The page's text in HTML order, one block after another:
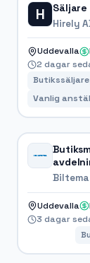
H
Hirely
Uddevalla
2 dagar
Vanlig
Biltema
Uddevalla
3 dagar